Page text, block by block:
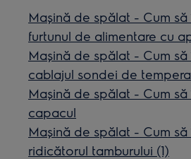
Mașină de spălat - Cum
furtunul de alimentare cu
Mașină de spălat - Cum
cablajul sondei de
Mașină de spălat - Cum
capacul
Mașină de spălat - Cum
ridicătorul tamburului (1)